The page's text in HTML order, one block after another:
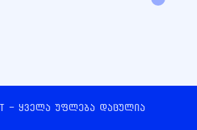
- ყველა უფლება დაცულია